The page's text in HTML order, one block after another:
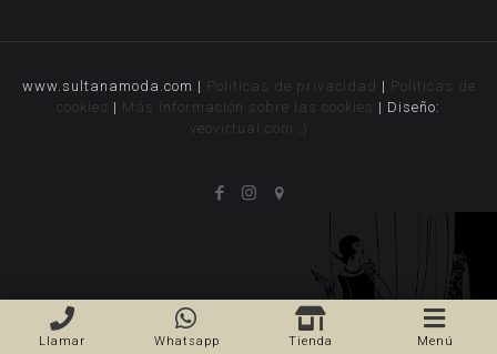
www.sultanamoda.com | Politicas de privacidad | Politicas de
cookies | Más información sobre las cookies | Diseño:
veovirtual.com
;)
Llamar Whatsapp Tienda Menú